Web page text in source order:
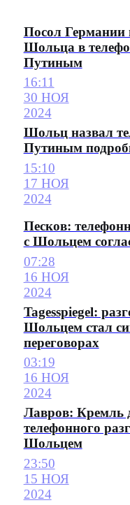
Посол Германии
Шольца в
Путиным
16:11
30 НОЯ
2024
Шольц назвал
Путиным
15:10
17 НОЯ
2024
Песков:
с Шольцем
07:28
16 НОЯ
2024
Tagesspiegel:
Шольцем стал
переговорах
03:19
16 НОЯ
2024
Лавров: Кремль
телефонного
Шольцем
23:50
15 НОЯ
2024